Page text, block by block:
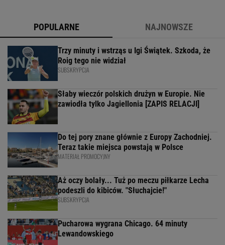
POPULARNE NAJNOWSZE
Trzy minuty i wstrząs u Igi Świątek. Szkoda, że
Roig tego nie widział
SUBSKRYPCJA
Słaby wieczór polskich drużyn w Europie. Nie
zawiodła tylko Jagiellonia [ZAPIS RELACJI]
Do tej pory znane głównie z Europy Zachodniej.
Teraz takie miejsca powstają w Polsce
MATERIAŁ PROMOCYJNY
Aż oczy bolały... Tuż po meczu piłkarze Lecha
podeszli do kibiców. "Słuchajcie!"
SUBSKRYPCJA
Pucharowa wygrana Chicago. 64 minuty
Lewandowskiego